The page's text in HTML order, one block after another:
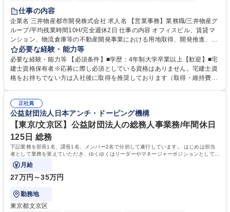
在宅OK 賞与あり
駅近5分以内
土日祝休み 寮・社宅あり
仕事の内容
企業名 三井物産都市開発株式会社 求人名 【営業事務】業務職/三井物産グ
ループ/平均残業時間10H/完全週休2日 仕事の内容 オフィスビル、賃貸マ
ンション、物流倉庫等の不動産開発事業における用地取得、開発推進、賃
貸運営、売却、仲介・活用提案等を行う営業部門において事務業務を担当
いただきます。 【詳細】・契約書管理、契約書製本、捺印対応、ファイリ
ング、登記簿取得、調書取得・支払業務（各種費用支払、支払管理、請
求・支払データ登録、取引先マスター申請対応）・予算作成及び予実管
の他に担当頂く業務が発生する場合があります。 募集職種 【営業事務】
業務職/三井物産グループ/平均残業時間10H/完全週休2日
必要な経験・能力等
必要な経験・能力等 【必須条件】■学歴：4年制大学卒業以上【歓迎】■宅
建士資格保有者※応募に際し必須としている資格はありません。宅建士資
格をお持ちでない方は入社後に取得を推奨しております（取得・維持費用
ション力がある方。 ・チャレンジを厭わず、粘り強く業務に取り組める
方。多様な関係者と謙虚に信頼関係を構築でき、期限を意識したスケジュ
ール管理が出来る方。※将来的に他部署（営業部門、コーポレート部門）
へのジョブローテーションの可能性があります。 学歴・資格 学歴：大学
院 大学 語学力： 資格：宅地建物取引士
正社員
公益財団法人日本アンチ・ドーピング機構
【東京/文京区】公益財団法人の総務人事業務/年間休日
125日 総務
下記業務を部長1名、課長1名、メンバー2名で分担して遂行しています。 はじめは担当
者として業務を覚えていただき、ゆくゆくはリーダーやマネージャーポジションとして活
躍いただくことを期待しています。
月給
27万円～35万円
勤務地
東京都文京区